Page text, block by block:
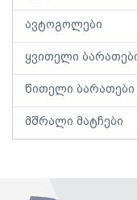
ავტოგოლები
ყვითელი
წითელი ბარათები
მშრალი მატჩები